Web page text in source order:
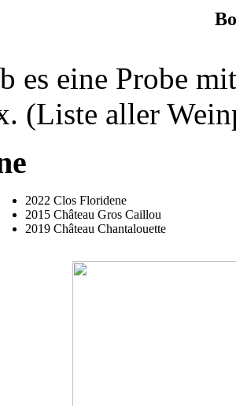
es eine Probe
(Liste aller
2022 Clos Floridene
2015 Château Gros Caillou
2019 Château Chantalouette